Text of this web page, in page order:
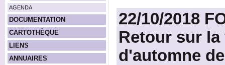
AGENDA
DOCUMENTATION
CARTOTHÈQUE
LIENS
ANNUAIRES
22/10/2018
Retour sur
d'automne